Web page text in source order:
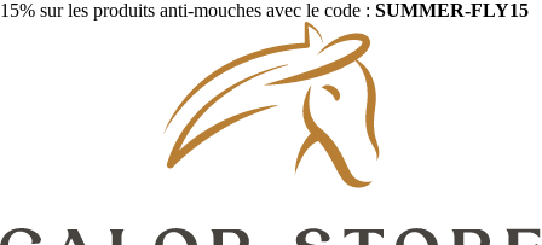
15% sur les produits anti-mouches avec le code : SUMMER-FLY15